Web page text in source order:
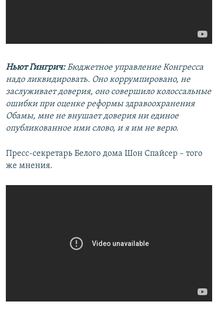
Ньют Гингрич:Бюджетное управление Конгресса
надо ликвидировать. Оно коррумпировано, не
заслуживает доверия, оно совершило колоссальные
ошибки при оценке реформы здравоохранения
Обамы, мне не внушает доверия ни единое
опубликованное ими слово, и я им не верю.
Пресс-секретарь Белого дома Шон Спайсер – того
же мнения.